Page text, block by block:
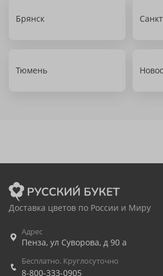
Брянск
Тюмень
Доставка цветов по России и Миру
Адрес
Пенза, ул Суворова, д 90 а
Бесплатно. Круглосуточно
8-800-333-0905